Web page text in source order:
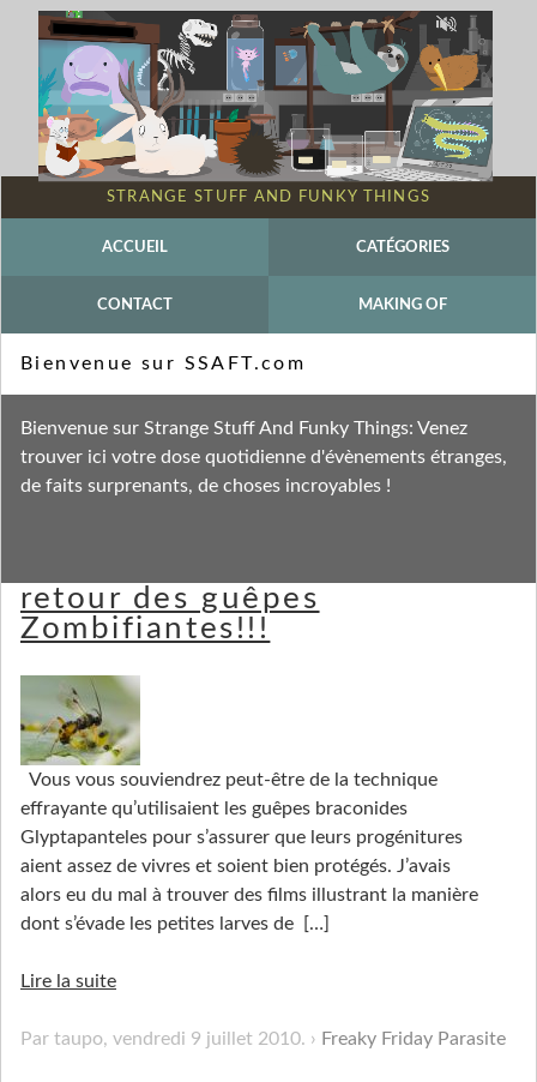
STRANGE STUFF AND FUNKY THINGS
ACCUEIL CATÉGORIES
CONTACT MAKING OF
Fil des commentaires
retour des guêpes
Zombifiantes!!!
Vous vous souviendrez peut-être de la technique
effrayante qu’utilisaient les guêpes braconides
Glyptapanteles pour s’assurer que leurs progénitures
aient assez de vivres et soient bien protégés. J’avais
alors eu du mal à trouver des films illustrant la manière
dont s’évade les petites larves de
[…]
Lire la suite
Par taupo, vendredi 9 juillet 2010. Freaky Friday Parasite
Bienvenue sur SSAFT.com
Bienvenue sur Strange Stuff And Funky Things: Venez
trouver ici votre dose quotidienne d'évènements étranges,
de faits surprenants, de choses incroyables !